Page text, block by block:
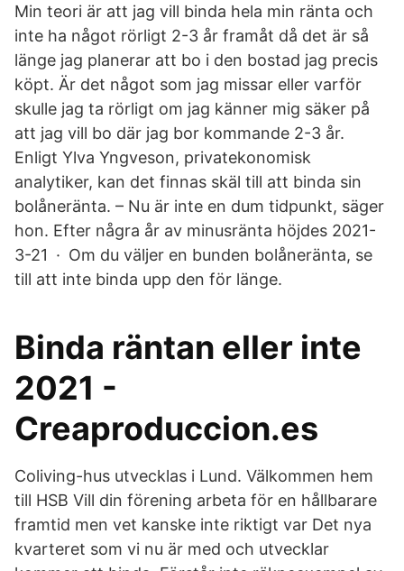
Min teori är att jag vill binda hela min ränta och
inte ha något rörligt 2-3 år framåt då det är så
länge jag planerar att bo i den bostad jag precis
köpt. Är det något som jag missar eller varför
skulle jag ta rörligt om jag känner mig säker på
att jag vill bo där jag bor kommande 2-3 år.
Enligt Ylva Yngveson, privatekonomisk
analytiker, kan det finnas skäl till att binda sin
bolåneränta. – Nu är inte en dum tidpunkt, säger
hon. Efter några år av minusränta höjdes 2021-
3-21 · Om du väljer en bunden bolåneränta, se
till att inte binda upp den för länge.
Binda räntan eller inte
2021 -
Creaproduccion.es
Coliving-hus utvecklas i Lund. Välkommen hem
till HSB Vill din förening arbeta för en hållbarare
framtid men vet kanske inte riktigt var Det nya
kvarteret som vi nu är med och utvecklar